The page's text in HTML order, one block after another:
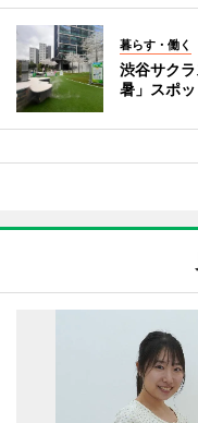
暮らす・働く
渋谷サク
暑」スポッ